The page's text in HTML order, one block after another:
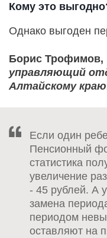
Кому это
Однако выгоден
Борис Трофимов,
управляющий
Алтайскому
Если один
Пенсионный
статистика
увеличение
- 45 рублей. А
замена
периодом
оставляют на